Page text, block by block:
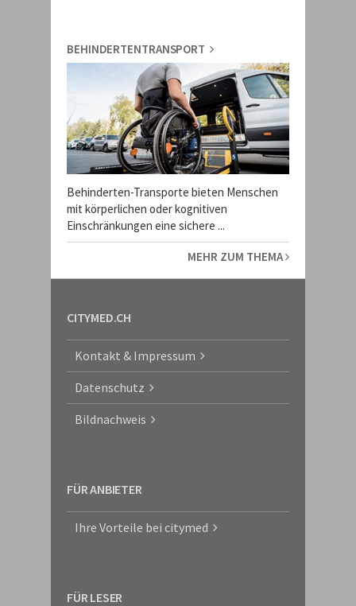
BEHINDERTENTRANSPORT
Behinderten-Transporte bieten Menschen
mit körperlichen oder kognitiven
Einschränkungen eine sichere ...
MEHR ZUM THEMA
CITYMED.CH
Kontakt & Impressum
Datenschutz
Bildnachweis
FÜR ANBIETER
Ihre Vorteile bei citymed
FÜR LESER